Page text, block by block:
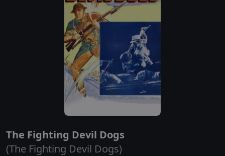
The Fighting Devil Dogs
(The Fighting Devil Dogs)